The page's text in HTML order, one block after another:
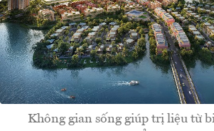
Không gian sống giúp trị liệu từ